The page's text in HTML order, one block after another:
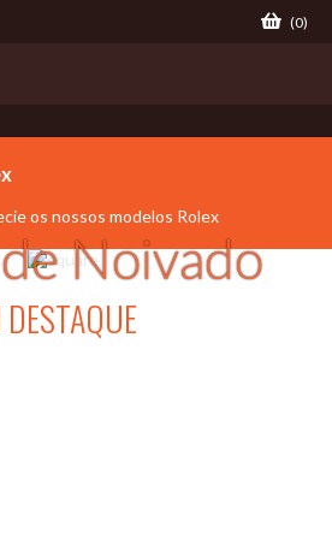
(0)
os nossos modelos Rolex
Noivado